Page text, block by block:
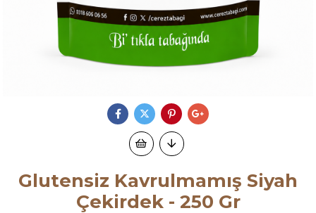
Glutensiz Kavrulmamış Siyah
Çekirdek - 250 Gr